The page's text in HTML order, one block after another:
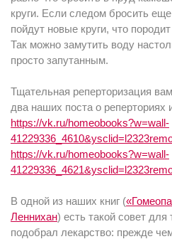
круги. Если следом бросить
пойдут новые круги, что
Так можно замутить воду
просто запутанным.
Тщательная реперторизация
два наших поста о реперториях
https://vk.ru/homeobooks?w=wall-
https://vk.ru/homeobooks?w=wall-
В одной из наших книг (
Леннихан) есть такой совет
подобрал лекарство: прежде